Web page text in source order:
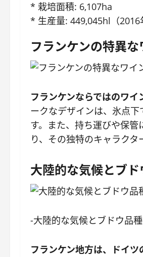
* 栽培面積: 6,107ha
* 生産量: 449,045hl（2016
フランケンの特異
フランケンならではのワイ
ークなデザインは、氷点
す。また、持ち運びや保
り、その独特のキャラクタ
大陸的な気候とブド
-大陸的な気候とブドウ品
フランケン地方は、ドイツ